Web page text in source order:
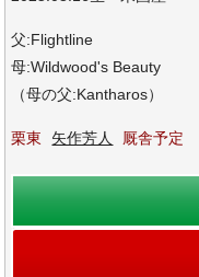
父:Flightline
母:Wildwood's Beauty
（母の父:Kantharos）
栗東 矢作芳人 厩舎予定